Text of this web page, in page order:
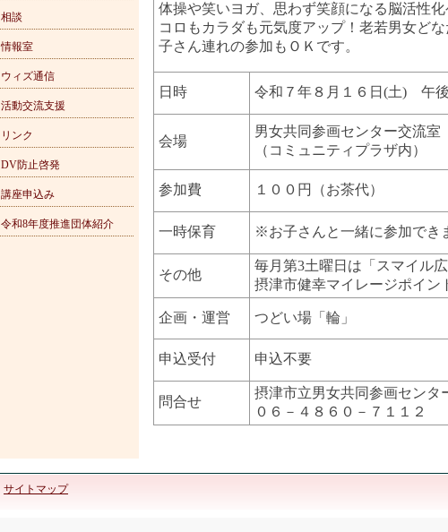
相談
情報室
ウィズ通信
活動交流支援
リンク
DV防止啓発
講座申込み
令和8年度推進団体紹介
体操や笑いヨガ、思わず笑顔になる脳活性
コロもカラダも元気度アップ！老若男女ど
子さん連れの参加もＯＫです。
日時 令和７年８月１６日(土) 午
会場
男女共同参画センター交流室
（コミュニティプラザ内）
参加費 １００円（お茶代）
一時保育 ※お子さんと一緒に参加でき
その他
毎月第3土曜日は「スマイル広
摂津市健幸マイレージポイン
企画・運営 つどい場「輪」
申込受付 申込不要
問合せ
摂津市立男女共同参画セン
０６－４８６０－７１１２
サイトマップ